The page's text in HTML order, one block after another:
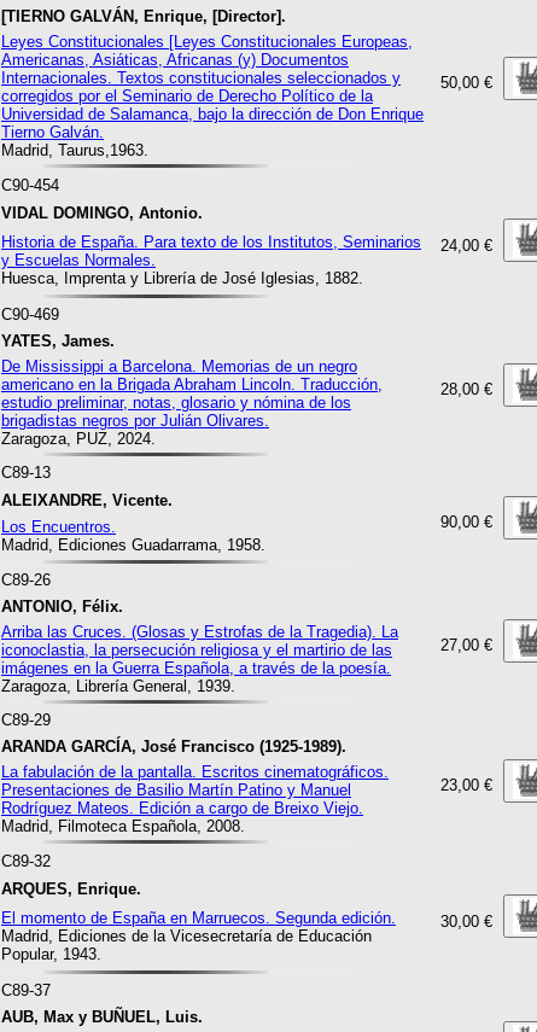
[TIERNO GALVÁN, Enrique, [Director].
50,00 €
Leyes Constitucionales [Leyes Constitucionales Europeas,
Americanas, Asiáticas, Africanas (y) Documentos
Internacionales. Textos constitucionales seleccionados y
corregidos por el Seminario de Derecho Político de la
Universidad de Salamanca, bajo la dirección de Don Enrique
Tierno Galván.
Madrid, Taurus,1963.
C90-454
VIDAL DOMINGO, Antonio.
24,00 €
Historia de España. Para texto de los Institutos, Seminarios
y Escuelas Normales.
Huesca, Imprenta y Librería de José Iglesias, 1882.
C90-469
YATES, James.
28,00 €
De Mississippi a Barcelona. Memorias de un negro
americano en la Brigada Abraham Lincoln. Traducción,
estudio preliminar, notas, glosario y nómina de los
brigadistas negros por Julián Olivares.
Zaragoza, PUZ, 2024.
C89-13
ALEIXANDRE, Vicente.
90,00 €
Los Encuentros.
Madrid, Ediciones Guadarrama, 1958.
C89-26
ANTONIO, Félix.
27,00 €
Arriba las Cruces. (Glosas y Estrofas de la Tragedia). La
iconoclastia, la persecución religiosa y el martirio de las
imágenes en la Guerra Española, a través de la poesía.
Zaragoza, Librería General, 1939.
C89-29
ARANDA GARCÍA, José Francisco (1925-1989).
23,00 €
La fabulación de la pantalla. Escritos cinematográficos.
Presentaciones de Basilio Martín Patino y Manuel
Rodríguez Mateos. Edición a cargo de Breixo Viejo.
Madrid, Filmoteca Española, 2008.
C89-32
ARQUES, Enrique.
30,00 €
El momento de España en Marruecos. Segunda edición.
Madrid, Ediciones de la Vicesecretaría de Educación
Popular, 1943.
C89-37
AUB, Max y BUÑUEL, Luis.